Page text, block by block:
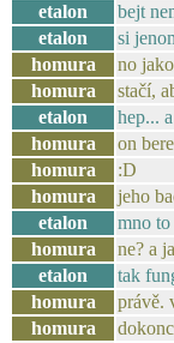
etalon
bejt
etalon
si
homura
no
homura
stačí,
etalon
hep...
homura
on
homura
:D
homura
jeho
etalon
mno
homura
ne? a
etalon
tak
homura
právě.
homura